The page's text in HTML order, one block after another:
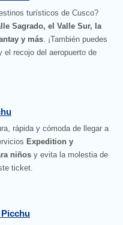
turísticos de Cusco?
Sagrado, el Valle Sur, la
y más. ¡También puedes
recojo del aeropuerto de
rápida y cómoda de llegar a
Expedition y
niños y evita la molestia de
ticket.